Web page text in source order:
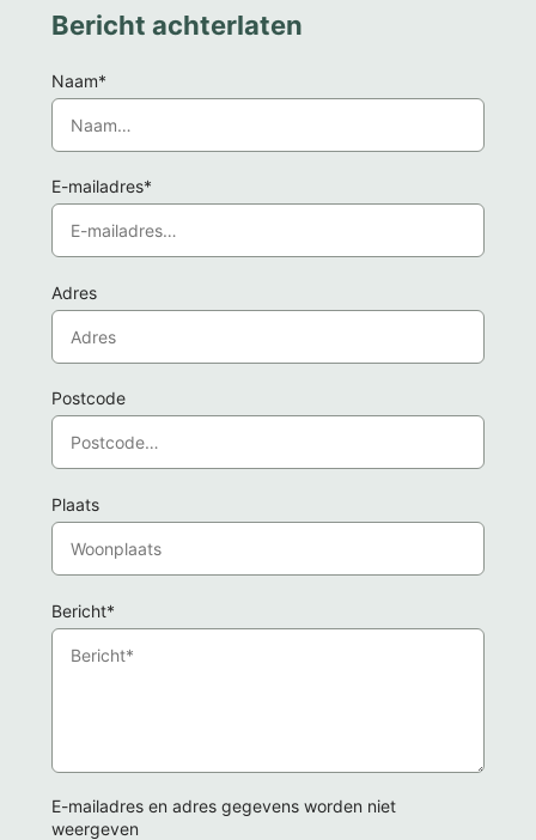
Bericht achterlaten
Naam*
E-mailadres*
Adres
Postcode
Plaats
Bericht*
E-mailadres en adres gegevens worden niet
weergeven